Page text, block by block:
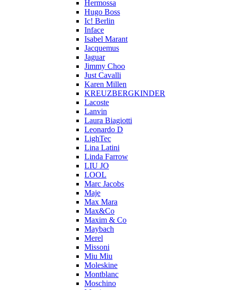
Hermossa
Hugo Boss
Ic! Berlin
Inface
Isabel Marant
Jacquemus
Jaguar
Jimmy Choo
Just Cavalli
Karen Millen
KREUZBERGKINDER
Lacoste
Lanvin
Laura Biagiotti
Leonardo D
LighTec
Lina Latini
Linda Farrow
LIU JO
LOOL
Marc Jacobs
Maje
Max Mara
Max&Co
Maxim & Co
Maybach
Merel
Missoni
Miu Miu
Moleskine
Montblanc
Moschino